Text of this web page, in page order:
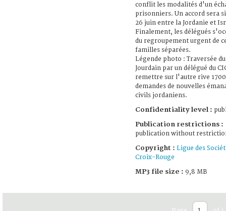
conflit les modalités d'un
prisonniers. Un accord sera
26 juin entre la Jordanie et
Finalement, les délégués
du regroupement urgent de
familles séparées.
Légende photo : Traversée du
Jourdain par un délégué du
remettre sur l'autre rive
demandes de nouvelles
civils jordaniens.
Confidentiality level :
Publication restrictions :
publication without
Copyright : Ligue des
Croix-Rouge
MP3 file size : 9,8 MB